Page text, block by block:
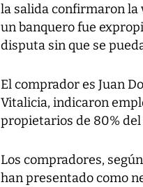
la salida confirmaron la
un banquero fue
disputa sin que se
El comprador es Juan
Vitalicia, indicaron
propietarios de 80%
Los compradores,
han presentado como